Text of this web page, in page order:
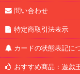
問い合わせ
特定商取引法表示
カードの状態表記に
おすすめ商品：遊戯